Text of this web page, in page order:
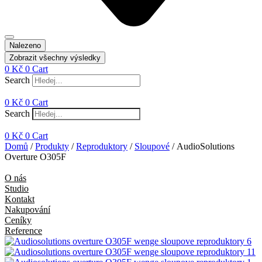
Nalezeno
Zobrazit všechny výsledky
0 Kč 0 Cart
Search
0 Kč 0 Cart
Search
0 Kč 0 Cart
Domů /Produkty /Reproduktory / Sloupové / AudioSolutions
Overture O305F
O nás
Studio
Kontakt
Nakupování
Ceníky
Reference